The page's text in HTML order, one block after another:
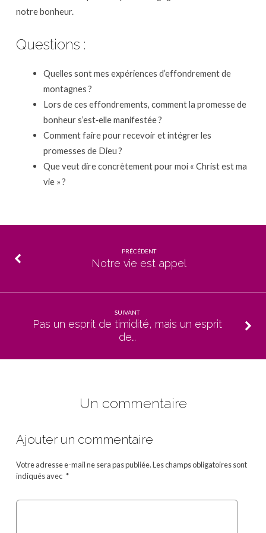
notre bonheur.
Questions :
Quelles sont mes expériences d’effondrement de
montagnes ?
Lors de ces effondrements, comment la promesse de
bonheur s’est‐elle manifestée ?
Comment faire pour recevoir et intégrer les
promesses de Dieu ?
Que veut dire concrètement pour moi « Christ est ma
vie » ?
PRÉCÉDENT
Notre vie est appel
SUIVANT
Pas un esprit de timidité, mais un esprit
de…
Un commentaire
Ajouter un commentaire
Votre adresse e-mail ne sera pas publiée.Les champs obligatoires sont
indiqués avec *